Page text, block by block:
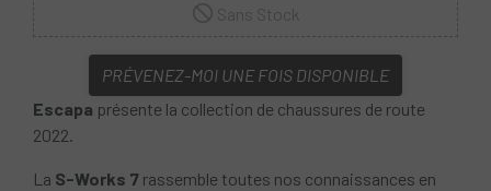
PRÉVENEZ-MOI UNE FOIS DISPONIBLE
Escapa présente la collection de chaussures de route
2022.
La S-Works 7 rassemble toutes nos connaissances en